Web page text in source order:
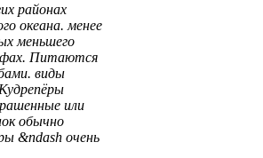
районах
океана. менее
меньшего
Питаются
виды
или
обычно
&ndash очень